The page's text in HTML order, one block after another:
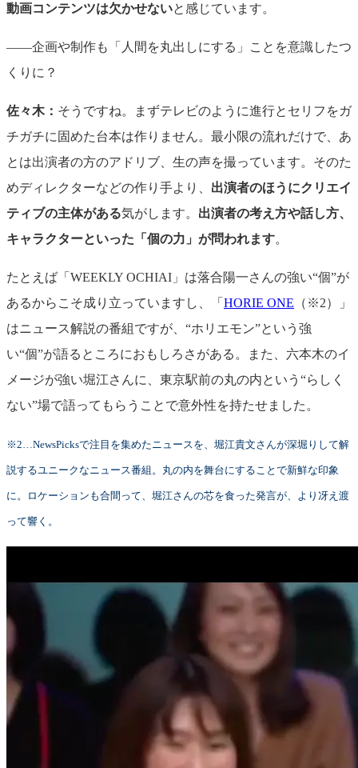
動画コンテンツは欠かせないと感じています。
——企画や制作も「人間を丸出しにする」ことを意識したつ
くりに？
佐々木： そうですね。まずテレビのように進行とセリフをガ
チガチに固めた台本は作りません。最小限の流れだけで、あ
とは出演者の方のアドリブ、生の声を撮っています。そのた
めディレクターなどの作り手より、 出演者のほうにクリエイ
ティブの主体がある気がします。 出演者の考え方や話し方、
キャラクターといった「個の力」が問われます。
たとえば「WEEKLY OCHIAI」は落合陽一さんの強い“個”が
あるからこそ成り立っていますし、「 HORIE ONE （※2）」
はニュース解説の番組ですが、“ホリエモン”という強
い“個”が語るところにおもしろさがある。また、六本木のイ
メージが強い堀江さんに、東京駅前の丸の内という“らしく
ない”場で語ってもらうことで意外性を持たせました。
※2…NewsPicksで注目を集めたニュースを、堀江貴文さんが深堀りして解
説するユニークなニュース番組。丸の内を舞台にすることで新鮮な印象
に。ロケーションも合間って、堀江さんの芯を食った発言が、より冴え渡
って響く。